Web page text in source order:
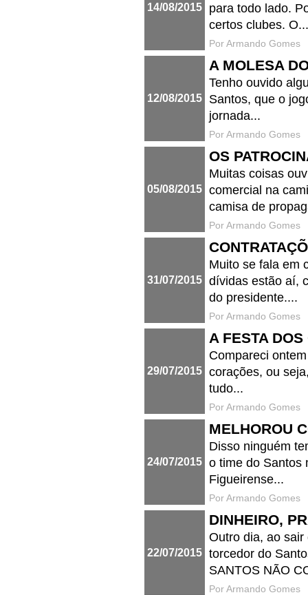
14/08/2015
para todo lado.
certos clubes. O...
Por Armando Gomes
12/08/2015
A MOLESA
Tenho ouvido
Santos, que o
jornada...
Por Armando Gomes
05/08/2015
OS
Muitas coisas
comercial na
camisa de
Por Armando Gomes
31/07/2015
Muito se fala em
dívidas estão aí,
do presidente....
Por Armando Gomes
29/07/2015
A FESTA
Compareci
corações, ou
tudo...
Por Armando Gomes
24/07/2015
MELHOROU
Disso ninguém
o time do Santos
Figueirense...
Por Armando Gomes
22/07/2015
DINHEIRO,
Outro dia, ao
torcedor do
SANTOS NÃO
Por Armando Gomes